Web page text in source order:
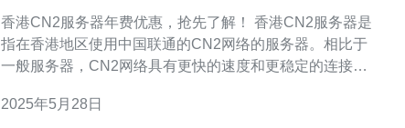
香港CN2服务器年费优惠，抢先了解！ 香港CN2服务器是
指在香港地区使用中国联通的CN2网络的服务器。相比于
一般服务器，CN2网络具有更快的速度和更稳定的连接，
心，拥有得天独厚的区位优势，连接全球各地的网络速度
2025年5月28日